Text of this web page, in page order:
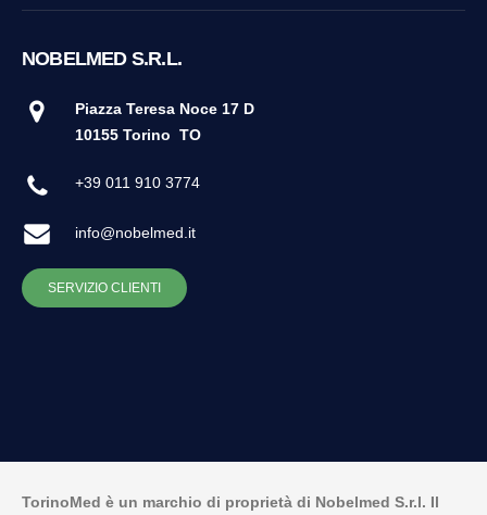
NOBELMED S.R.L.
Piazza Teresa Noce 17 D
10155 Torino TO
+39 011 910 3774
info@nobelmed.it
SERVIZIO CLIENTI
TorinoMed è un marchio di proprietà di Nobelmed S.r.l. Il